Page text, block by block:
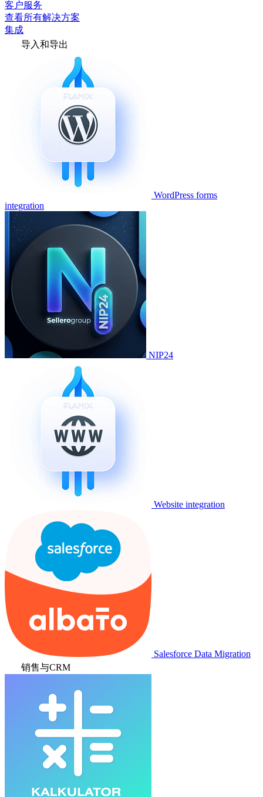
客户服务
查看所有解决方案
集成
导入和导出
WordPress forms
integration
NIP24
Website integration
Salesforce Data Migration
销售与CRM